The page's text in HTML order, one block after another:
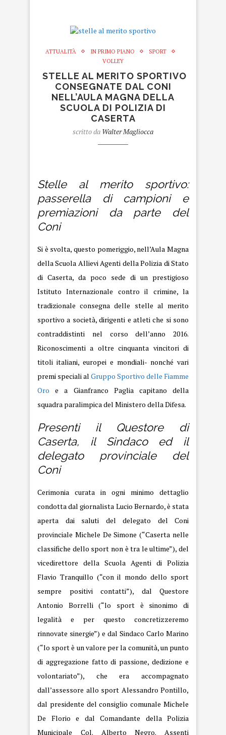
ATTUALITÀ IN PRIMO PIANO
SPORT
VOLLEY
STELLE AL MERITO SPORTIVO
CONSEGNATE DAL CONI
NELL’AULA MAGNA DELLA
SCUOLA DI POLIZIA DI
CASERTA
scritto da Walter Magliocca
Stelle al merito sportivo:
passerella di campioni e
premiazioni da parte del
Coni
Si è svolta, questo pomeriggio, nell’Aula Magna
della Scuola Allievi Agenti della Polizia di Stato
di Caserta, da poco sede di un prestigioso
Istituto Internazionale contro il crimine, la
tradizionale consegna delle stelle al merito
sportivo a società, dirigenti e atleti che si sono
contraddistinti nel corso dell’anno 2016.
Riconoscimenti a oltre cinquanta vincitori di
titoli italiani, europei e mondiali- nonché vari
premi speciali al Gruppo Sportivo delle Fiamme
Oro e a Gianfranco Paglia capitano della
squadra paralimpica del Ministero della Difesa.
Presenti il Questore di
Caserta, il Sindaco ed il
delegato provinciale del
Coni
Cerimonia curata in ogni minimo dettaglio
condotta dal giornalista Lucio Bernardo, è stata
aperta dai saluti del delegato del Coni
provinciale Michele De Simone (“Caserta nelle
classifiche dello sport non è tra le ultime”), del
vicedirettore della Scuola Agenti di Polizia
Flavio Tranquillo (“con il mondo dello sport
sempre positivi contatti”), dal Questore
Antonio Borrelli (“lo sport è sinonimo di
legalità e per questo concretizzeremo
rinnovate sinergie”) e dal Sindaco Carlo Marino
(“lo sport è un valore per la comunità, un punto
di aggregazione fatto di passione, dedizione e
volontariato”), che era accompagnato
dall’assessore allo sport Alessandro Pontillo,
dal presidente del consiglio comunale Michele
De Florio e dal Comandante della Polizia
Municipale Col. Alberto Negro. Assenti